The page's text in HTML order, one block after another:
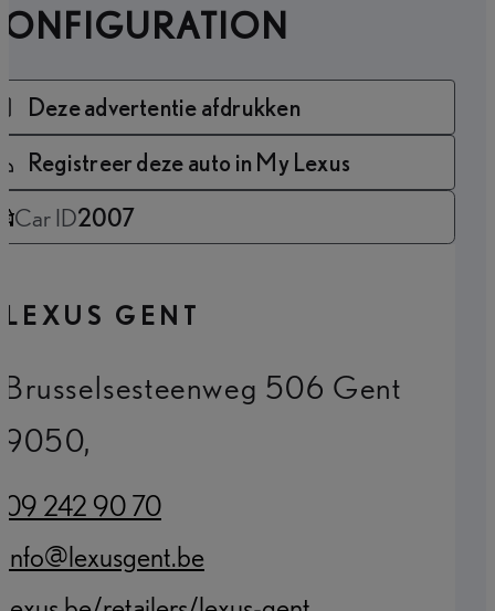
Deze advertentie afdrukken
Registreer deze auto in My Lexus
Car ID2007
LEXUS GENT
Brusselsesteenweg 506 Gent
9050,
09 242 90 70
(Opens in new tab)
info@lexusgent.be
(Opens in new tab)